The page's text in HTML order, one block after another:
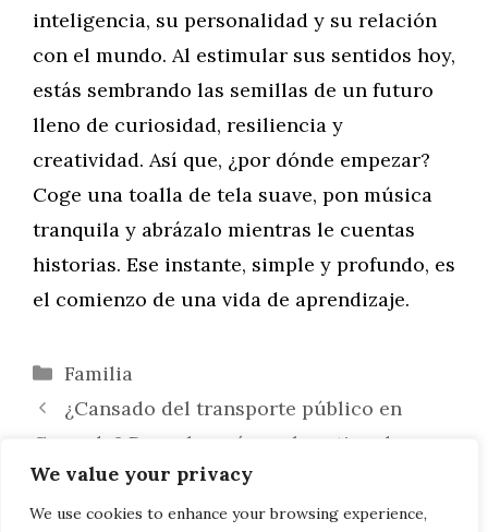
We value your privacy
We use cookies to enhance your browsing experience,
inteligencia, su personalidad y su relación
con el mundo. Al estimular sus sentidos hoy,
estás sembrando las semillas de un futuro
lleno de curiosidad, resiliencia y
creatividad. Así que, ¿por dónde empezar?
Coge una toalla de tela suave, pon música
tranquila y abrázalo mientras le cuentas
historias. Ese instante, simple y profundo, es
el comienzo de una vida de aprendizaje.
Categorías
Familia
¿Cansado del transporte público en
Granada? Descubre cómo el renting de
Crestanevada te devuelve la libertad
Interiorismo online en Málaga: La nueva